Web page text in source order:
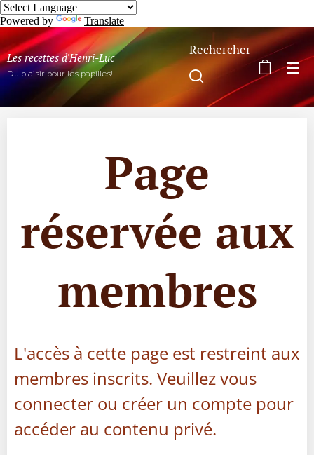
Powered by Translate
Les recettes d'Henri-Luc
Du plaisir pour les papilles!
Rechercher
Page
réservée aux
membres
L'accès à cette page est restreint aux
membres inscrits. Veuillez vous
connecter ou créer un compte pour
accéder au contenu privé.